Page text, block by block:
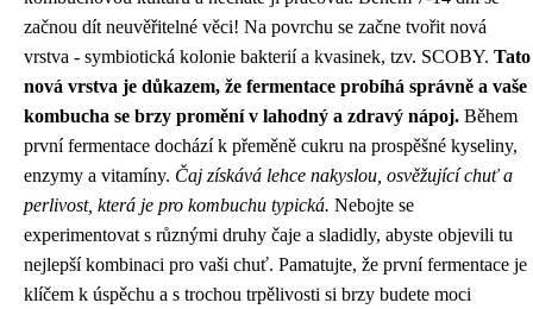
začnou dít neuvěřitelné věci! Na povrchu se začne tvořit nová
vrstva - symbiotická kolonie bakterií a kvasinek, tzv. SCOBY. Tato
nová vrstva je důkazem, že fermentace probíhá správně a vaše
kombucha se brzy promění v lahodný a zdravý nápoj. Během
první fermentace dochází k přeměně cukru na prospěšné kyseliny,
enzymy a vitamíny. Čaj získává lehce nakyslou, osvěžující chuť a
perlivost, která je pro kombuchu typická. Nebojte se
experimentovat s různými druhy čaje a sladidly, abyste objevili tu
nejlepší kombinaci pro vaši chuť. Pamatujte, že první fermentace je
klíčem k úspěchu a s trochou trpělivosti si brzy budete moci